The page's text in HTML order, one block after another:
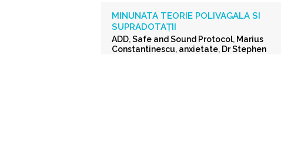
MINUNATA TEORIE POLIVAGALA SI
SUPRADOTAȚII
ADD,Safe and Sound Protocol, Marius
Constantinescu, anxietate, Dr Stephen